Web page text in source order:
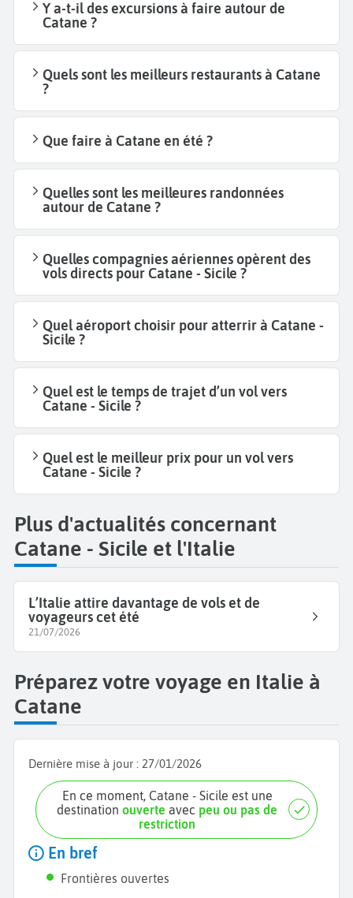
Y a-t-il des excursions à faire autour de
Catane ?
Quels sont les meilleurs restaurants à Catane
?
Que faire à Catane en été ?
Quelles sont les meilleures randonnées
autour de Catane ?
Quelles compagnies aériennes opèrent des
vols directs pour Catane - Sicile ?
Quel aéroport choisir pour atterrir à Catane -
Sicile ?
Quel est le temps de trajet d’un vol vers
Catane - Sicile ?
Quel est le meilleur prix pour un vol vers
Catane - Sicile ?
Plus d'actualités concernant
Catane - Sicile et l'Italie
L’Italie attire davantage de vols et de
voyageurs cet été
21/07/2026
Préparez votre voyage en Italie à
Catane
Dernière mise à jour : 27/01/2026
En ce moment, Catane - Sicile est une
destinationouverte avec peu ou pas de
restriction
En bref
Frontières ouvertes